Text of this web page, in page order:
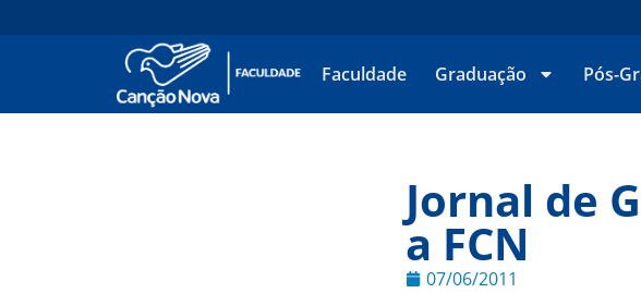
Faculdade Graduação Pós-
Jornal de
a FCN
07/06/2011